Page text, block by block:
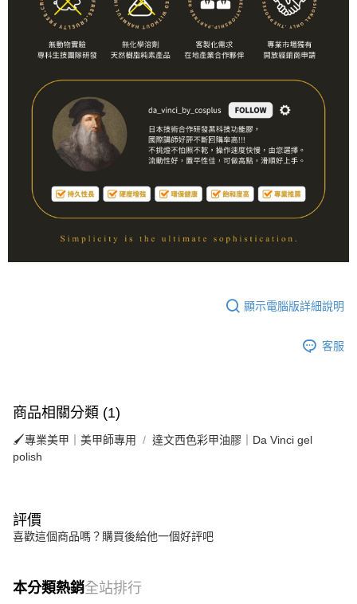
顯示電腦版詳細說明
客服
商品相關分類 (1)
🖌專業美甲｜美甲師專用
達文西色彩甲油膠｜Da Vinci gel
polish
評價
喜歡這個商品嗎？購買後給他一個好評吧
本分類熱銷全站排行